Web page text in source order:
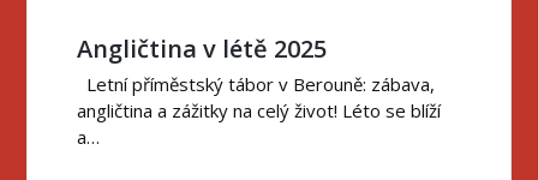
Angličtina v létě 2025
Letní příměstský tábor v Berouně: zábava,
angličtina a zážitky na celý život! Léto se blíží
a…